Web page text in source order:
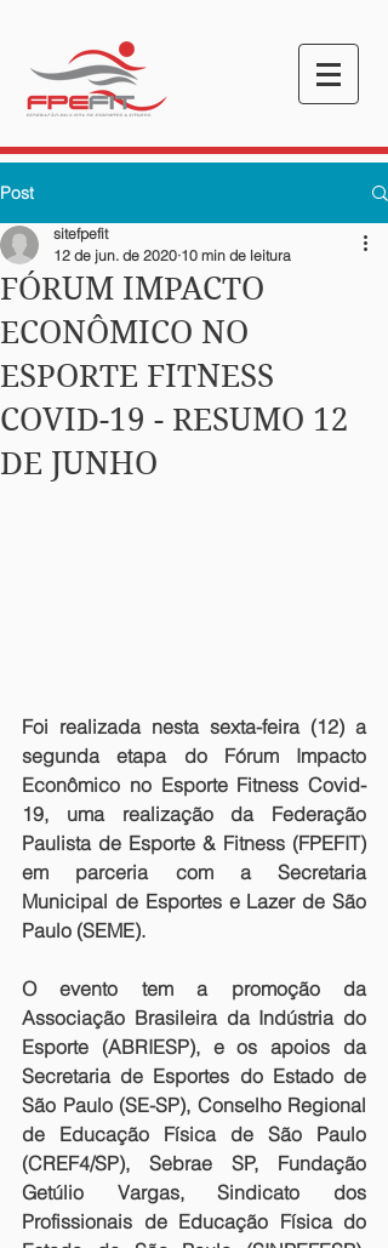
Post
FÓRUM IMPACTO
ECONÔMICO NO
ESPORTE FITNESS
COVID-19 - RESUMO 12
DE JUNHO
sitefpefit
12 de jun. de 2020 10 min de leitura
Foi realizada nesta sexta-feira (12) a
segunda etapa do Fórum Impacto
Econômico no Esporte Fitness Covid-
19, uma realização da Federação
Paulista de Esporte & Fitness (FPEFIT)
em parceria com a Secretaria
Municipal de Esportes e Lazer de São
Paulo (SEME).
O evento tem a promoção da
Associação Brasileira da Indústria do
Esporte (ABRIESP), e os apoios da
Secretaria de Esportes do Estado de
São Paulo (SE-SP), Conselho Regional
de Educação Física de São Paulo
(CREF4/SP), Sebrae SP, Fundação
Getúlio Vargas, Sindicato dos
Profissionais de Educação Física do